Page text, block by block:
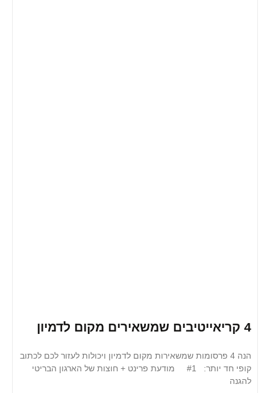
הנה 4 פרסומות שמשאירות מקום לדמיון ויכולות לעזור לכם לכתוב
קופי חד יותר: #1 מודעת פרינט + חוצות של הארגון הבריטי